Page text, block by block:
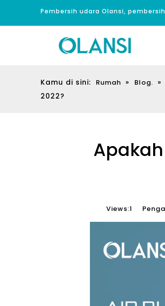
Pembersih udara Olansi,
Kamu di sini: Rumah » Blog. »
2022?
Views:1